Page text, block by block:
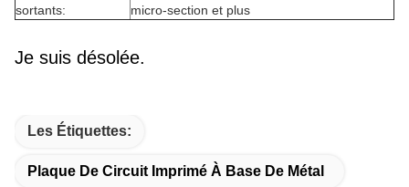
sortants:
micro-section et plus
Je suis désolée.
Les Étiquettes:
Plaque De Circuit Imprimé À Base De Métal